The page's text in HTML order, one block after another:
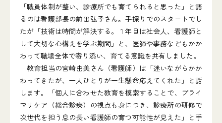
「職員体制が整い、診療所でも育てられると思った」と語
るのは看護部長の前田弘子さん。手探りでのスタートでし
たが「技術は時間が解決する。１年目は社会人、看護師と
して大切な心構えを学ぶ期間」と、医師や事務などもかか
わって職場全体で寄り添い、育てる意識を共有しました。
教育担当の宮崎由美さん（看護師）は「迷いながらかか
わってきたが、一人ひとりが一生懸命応えてくれた」と話
します。「個人に合わせた教育を模索することで、プライ
マリケア（総合診療）の視点も身につき、診療所の研修で
次世代を担う息の長い看護師の育つ可能性が見えた」と手